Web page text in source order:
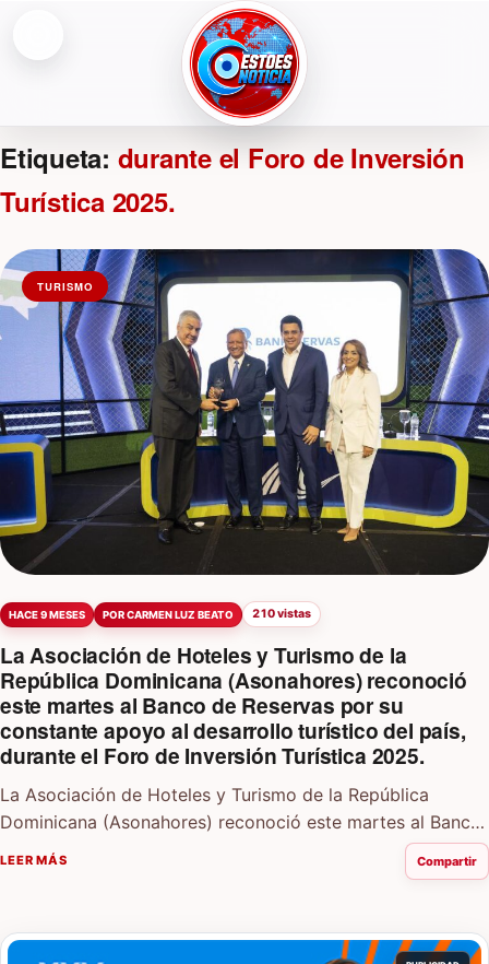
ESTOESNOTICIA|NOTICIAS
Etiqueta: durante el Foro de Inversión
Turística 2025.
TURISMO
HACE 9 MESES POR CARMEN LUZ BEATO 210 vistas
La Asociación de Hoteles y Turismo de la
República Dominicana (Asonahores) reconoció
este martes al Banco de Reservas por su
constante apoyo al desarrollo turístico del país,
durante el Foro de Inversión Turística 2025.
La Asociación de Hoteles y Turismo de la República
Dominicana (Asonahores) reconoció este martes al Banco
de Reservas por su constante apoyo…
LEER MÁS Compartir